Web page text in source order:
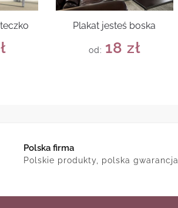
Plakat jesteś boska
od: 18 zł
Polska firma
Polskie produkty, polska gwarancja